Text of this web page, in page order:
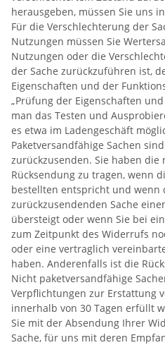
herausgeben, müssen Sie uns
Für die Verschlechterung der
Nutzungen müssen Sie
Nutzungen oder die
der Sache zurückzuführen ist,
Eigenschaften und der
„Prüfung der Eigenschaften
man das Testen und
es etwa im Ladengeschäft
Paketversandfähige Sachen
zurückzusenden. Sie haben die
Rücksendung zu tragen, wenn
bestellten entspricht und wenn
zurückzusendenden Sache
übersteigt oder wenn Sie bei
zum Zeitpunkt des Widerrufs
oder eine vertraglich
haben. Anderenfalls ist die
Nicht paketversandfähige
Verpflichtungen zur Erstattung
innerhalb von 30 Tagen erfüllt
Sie mit der Absendung Ihrer
Sache, für uns mit deren